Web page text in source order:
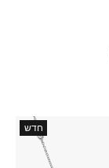
חדש